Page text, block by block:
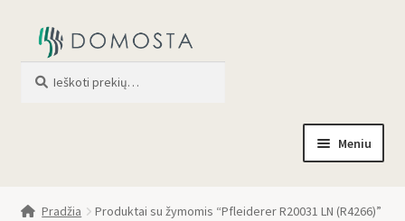
Meniu
Pradžia Produktai su žymomis “Pfleiderer R20031 LN (R4266)”